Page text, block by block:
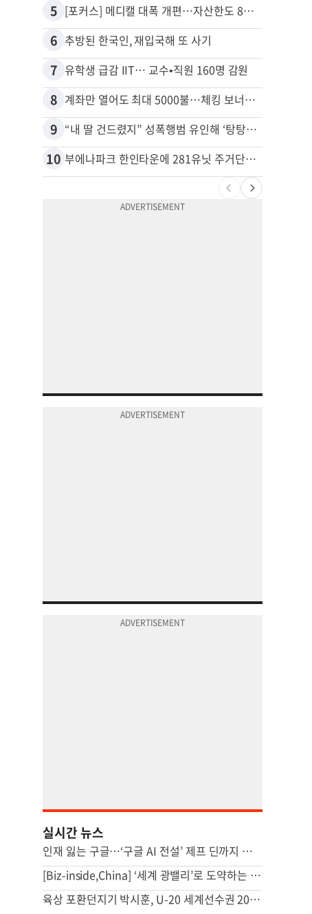
5 [포커스] 메디캘 대폭 개편…자산한도 84% 축소
6 추방된 한국인, 재입국해 또 사기
7 유학생 급감 IIT… 교수•직원 160명 감원
8 계좌만 열어도 최대 5000불…체킹 보너스 무한 경쟁
9 “내 딸 건드렸지” 성폭행범 유인해 ‘탕탕’…아빠의 복수 결말
10 부에나파크 한인타운에 281유닛 주거단지 들어선다
실시간 뉴스
인재 잃는 구글…‘구글 AI 전설’ 제프 딘까지 떠났다 [팩플]
[Biz-inside,China] ‘세계 광밸리’로 도약하는 中 우한...광전자정보 산업 경쟁력 ‘쑥쑥’
육상 포환던지기 박시훈, U-20 세계선수권 20m31로 은메달